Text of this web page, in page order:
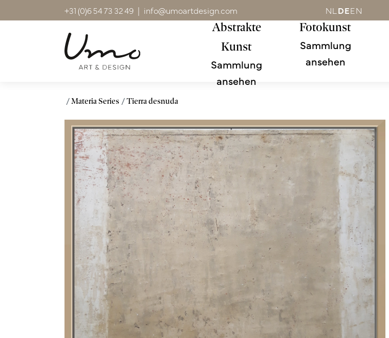
+31 (0)6 54 73 32 49 | info@umoartdesign.com NL DEEN
Abstrakte
Kunst
Sammlung
ansehen
Fotokunst
Sammlung
ansehen
Materia Series Tierra desnuda